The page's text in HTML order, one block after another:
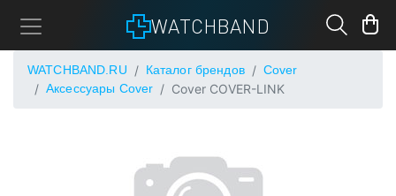
WATCHBAND
WATCHBAND.RU Каталог брендов
Cover
Аксессуары Cover
Cover COVER-LINK